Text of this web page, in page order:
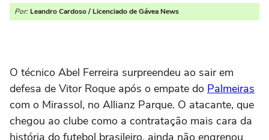
Por: Leandro Cardoso / Licenciado de Gávea News
O técnico Abel Ferreira surpreendeu ao sair em
defesa de Vitor Roque após o empate do Palmeiras
com o Mirassol, no Allianz Parque. O atacante, que
chegou ao clube como a contratação mais cara da
história do futebol brasileiro, ainda não engrenou